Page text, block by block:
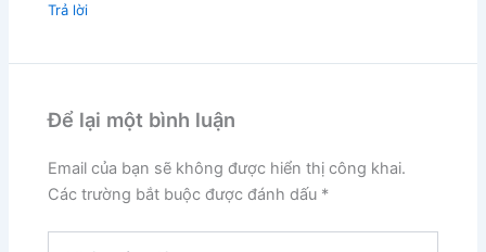
Trả lời
Để lại một bình luận
Email của bạn sẽ không được hiển thị công khai.
Các trường bắt buộc được đánh dấu *